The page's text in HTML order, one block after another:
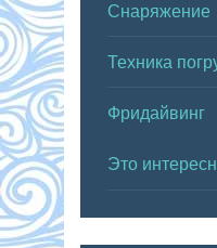
Снаряжение
Техника
Фридайвинг
Это